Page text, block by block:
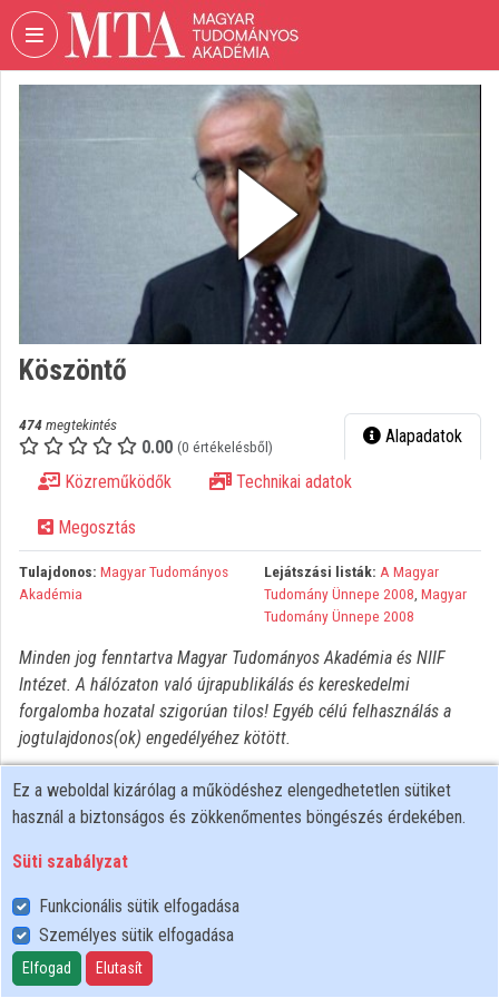
Fejléc kihagyása Menü kihagyása Tartalom kihagyása
Intézményi listák
Intézmények
Közreműködők
Köszöntő
474megtekintés
0.00 (0 értékelésből) Alapadatok
Közreműködők Technikai adatok
Megosztás
Tulajdonos: Magyar Tudományos
Akadémia
Lejátszási listák: A Magyar
Tudomány Ünnepe 2008, Magyar
Tudomány Ünnepe 2008
Minden jog fenntartva Magyar Tudományos Akadémia és NIIF
Intézet. A hálózaton való újrapublikálás és kereskedelmi
forgalomba hozatal szigorúan tilos! Egyéb célú felhasználás a
jogtulajdonos(ok) engedélyéhez kötött.
Felhasználói szabályzat
Adatkezelési tájékoztató
Süti szabályzat
Ez a weboldal kizárólag a működéshez elengedhetetlen sütiket
használ a biztonságos és zökkenőmentes böngészés érdekében.
Süti szabályzat
Funkcionális sütik elfogadása
Személyes sütik elfogadása
Elfogad Elutasít